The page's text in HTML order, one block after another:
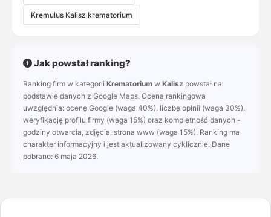
Kremulus Kalisz krematorium
Jak powstał ranking?
Ranking firm w kategorii Krematorium w Kalisz powstał na
podstawie danych z Google Maps. Ocena rankingowa
uwzględnia: ocenę Google (waga 40%), liczbę opinii (waga 30%),
weryfikację profilu firmy (waga 15%) oraz kompletność danych -
godziny otwarcia, zdjęcia, strona www (waga 15%). Ranking ma
charakter informacyjny i jest aktualizowany cyklicznie. Dane
pobrano: 6 maja 2026.